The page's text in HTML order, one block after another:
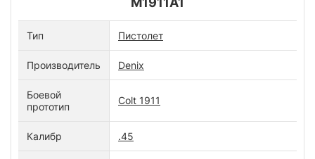
Тип Пистолет
Производитель Denix
Боевой
прототип
Colt 1911
Калибр .45